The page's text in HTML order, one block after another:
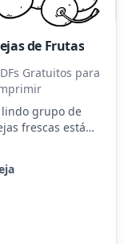
de Frutas
Gratuitos para
lindo grupo de
frescas está
vermelho cereja